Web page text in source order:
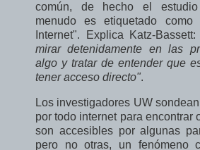
común, de hecho el
menudo es etiquetado como
Internet". Explica Katz-Bassett:
mirar detenidamente en las
algo y tratar de entender que
tener acceso directo".
Los investigadores UW
por todo internet para encontrar
son accesibles por algunas
pero no otras, un fenómeno